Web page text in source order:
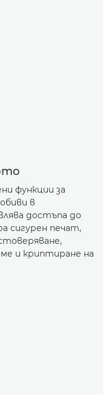
функции за
в
достъпа до
сигурен печат,
и криптиране на